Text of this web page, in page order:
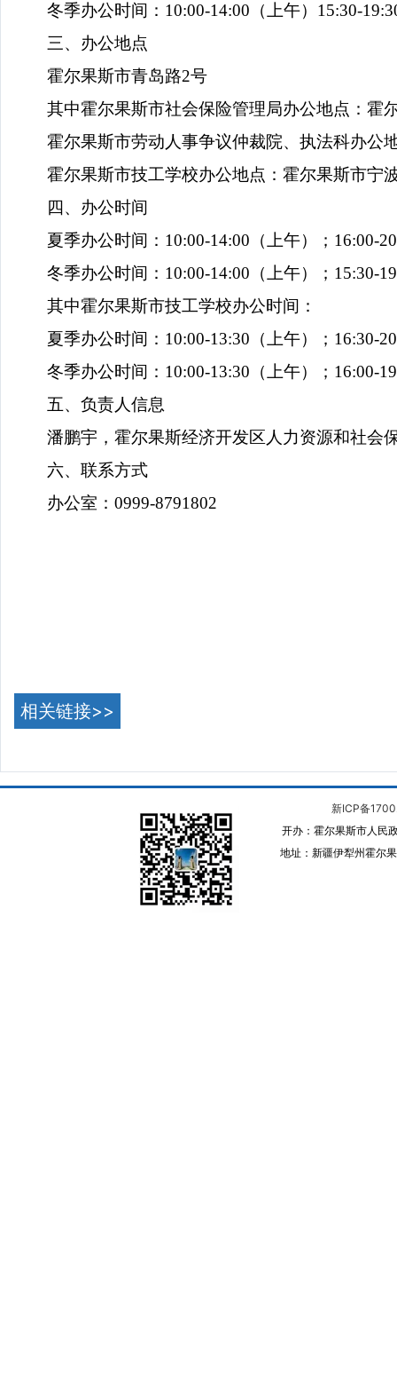
冬季办公时间： 10:00-14:00 （上午） 15:30-
三、办公地点
霍尔果斯市青岛路2号
其中霍尔果斯市社会保险管理局办公地点：霍
霍尔果斯市劳动人事争议仲裁院、执法科办公
霍尔果斯市技工学校办公地点：霍尔果斯市宁
四、办公时间
夏季办公时间： 10:00-14:00 （上午）； 16:00-
冬季办公时间： 10:00-14:00 （上午）； 15:30-
其中霍尔果斯市技工学校办公时间：
夏季办公时间： 10:00-13:30 （上午）； 16:30-
冬季办公时间： 10:00-13:30 （上午）； 16:00-
五、负责人信息
潘鹏宇，霍尔果斯经济开发区人力资源和社会
六、联系方式
办公室：0999-8791802
相关链接>>
新ICP备
开办：霍尔果斯市人民
地址：新疆伊犁州霍